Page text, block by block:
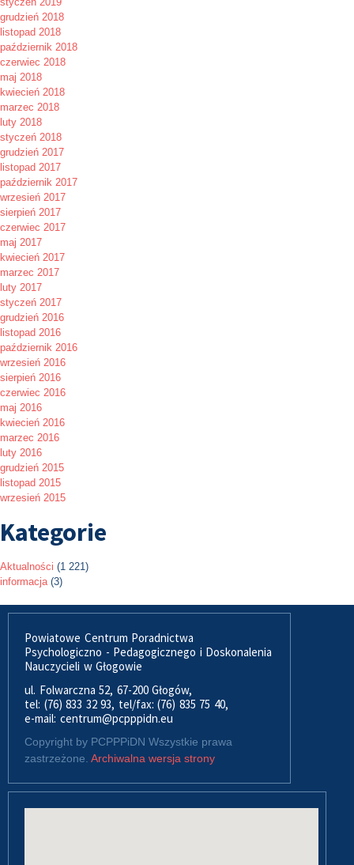
grudzień 2018
listopad 2018
październik 2018
czerwiec 2018
maj 2018
kwiecień 2018
marzec 2018
luty 2018
styczeń 2018
grudzień 2017
listopad 2017
październik 2017
wrzesień 2017
sierpień 2017
czerwiec 2017
maj 2017
kwiecień 2017
marzec 2017
luty 2017
styczeń 2017
grudzień 2016
listopad 2016
październik 2016
wrzesień 2016
sierpień 2016
czerwiec 2016
maj 2016
kwiecień 2016
marzec 2016
luty 2016
grudzień 2015
listopad 2015
wrzesień 2015
Kategorie
Aktualności (1 221)
informacja(3)
Powiatowe Centrum Poradnictwa
Psychologiczno - Pedagogicznego i Doskonalenia
Nauczycieli w Głogowie
ul. Folwarczna 52, 67-200 Głogów,
tel: (76) 833 32 93, tel/fax: (76) 835 75 40,
e-mail: centrum@pcpppidn.eu
Copyright by PCPPPiDN Wszystkie prawa
zastrzeżone. Archiwalna wersja strony